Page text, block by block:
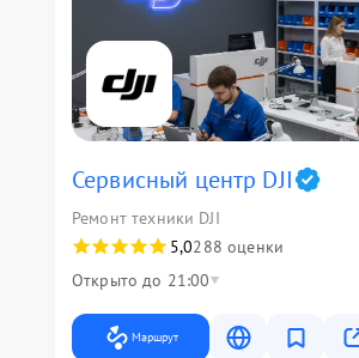
Сервисный центр DJI
Ремонт техники DJI
5,0288 оценки
Открыто до 21:00
Маршрут